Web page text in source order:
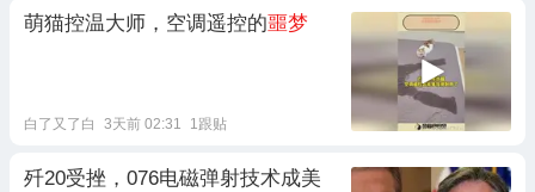
萌猫控温大师，空调遥控的噩梦
白了又了白 3天前 02:31 1跟贴
歼20受挫，076电磁弹射技术成美